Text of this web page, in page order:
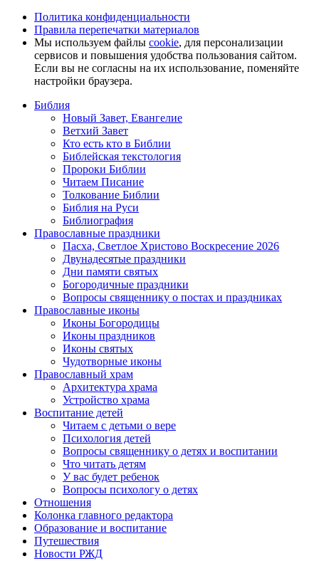
Политика конфиденциальности
Правила перепечатки материалов
Мы используем файлы cookie, для персонализации
сервисов и повышения удобства пользования сайтом.
Если вы не согласны на их использование, поменяйте
настройки браузера.
Библия
Новый Завет, Евангелие
Ветхий Завет
Кто есть кто в Библии
Библейская текстология
Пророки Библии
Читаем Писание
Толкование Библии
Библия на Руси
Библиография
Православные праздники
Пасха, Светлое Христово Воскресение 2026
Двунадесятые праздники
Дни памяти святых
Богородичные праздники
Вопросы священнику о постах и праздниках
Православные иконы
Иконы Богородицы
Иконы праздников
Иконы святых
Чудотворные иконы
Православный храм
Архитектура храма
Устройство храма
Воспитание детей
Читаем с детьми о вере
Психология детей
Вопросы священнику о детях и воспитании
Что читать детям
У вас будет ребенок
Вопросы психологу о детях
Отношения
Колонка главного редактора
Образование и воспитание
Путешествия
Новости РЖД